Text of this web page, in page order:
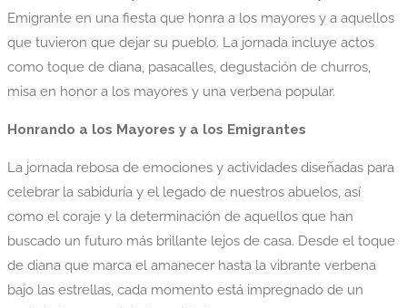
Emigrante en una fiesta que honra a los mayores y a aquellos
que tuvieron que dejar su pueblo. La jornada incluye actos
como toque de diana, pasacalles, degustación de churros,
misa en honor a los mayores y una verbena popular.
Honrando a los Mayores y a los Emigrantes
La jornada rebosa de emociones y actividades diseñadas para
celebrar la sabiduría y el legado de nuestros abuelos, así
como el coraje y la determinación de aquellos que han
buscado un futuro más brillante lejos de casa. Desde el toque
de diana que marca el amanecer hasta la vibrante verbena
bajo las estrellas, cada momento está impregnado de un